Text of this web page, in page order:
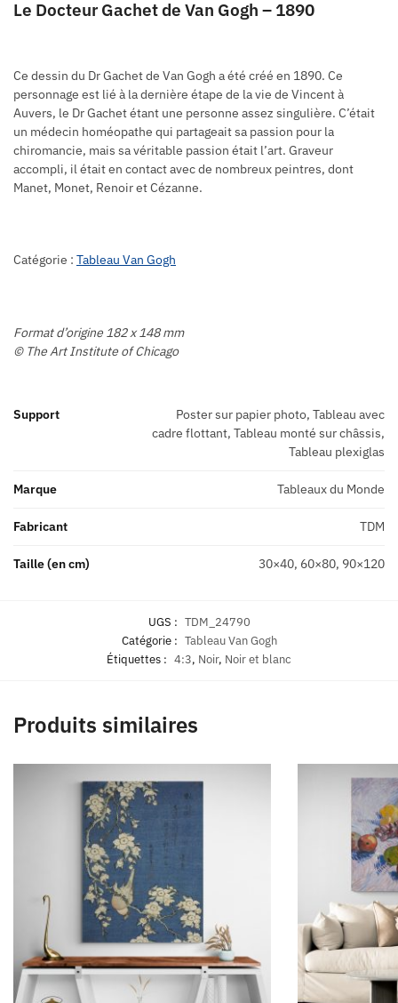
Le Docteur Gachet de Van Gogh – 1890
Ce dessin du Dr Gachet de Van Gogh a été créé en 1890. Ce
personnage est lié à la dernière étape de la vie de Vincent à
Auvers, le Dr Gachet étant une personne assez singulière. C’était
un médecin homéopathe qui partageait sa passion pour la
chiromancie, mais sa véritable passion était l’art. Graveur
accompli, il était en contact avec de nombreux peintres, dont
Manet, Monet, Renoir et Cézanne.
Catégorie : Tableau Van Gogh
Format d’origine 182 x 148 mm
© The Art Institute of Chicago
Support
Poster sur papier photo, Tableau avec
cadre flottant, Tableau monté sur châssis,
Tableau plexiglas
Marque Tableaux du Monde
Fabricant TDM
Taille (en cm) 30×40, 60×80, 90×120
UGS : TDM_24790
Catégorie : Tableau Van Gogh
Étiquettes : 4:3, Noir, Noir et blanc
Produits similaires